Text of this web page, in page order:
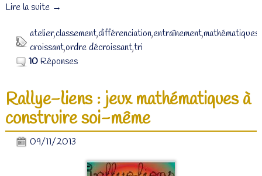
Lire la suite →
atelier,classement,différenciation,entraînement,mathématiques
croissant,ordre décroissant,tri
10Réponses
Rallye-liens : jeux mathématiques à
construire soi-même
09/11/2013